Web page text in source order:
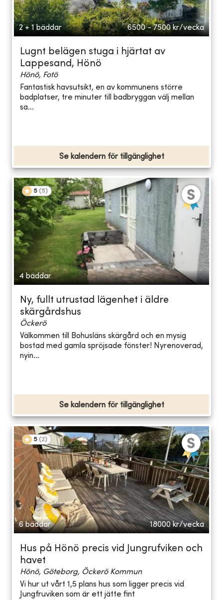
2 + 1 bäddar 6500 - 7500 kr/vecka
Lugnt belägen stuga i hjärtat av
Lappesand, Hönö
Hönö, Fotö
Fantastisk havsutsikt, en av kommunens större
badplatser, tre minuter till badbryggan välj mellan
sa...
Se kalendern för tillgänglighet
5 (5)
4 bäddar
Ny, fullt utrustad lägenhet i äldre
skärgårdshus
Öckerö
Välkommen till Bohusläns skärgård och en mysig
bostad med gamla spröjsade fönster! Nyrenoverad,
nyin...
Se kalendern för tillgänglighet
5 (2)
6 bäddar 18000 kr/vecka
Hus på Hönö precis vid Jungrufviken och
havet
Hönö, Göteborg, Öckerö Kommun
Vi hur ut vårt 1,5 plans hus som ligger precis vid
Jungfruviken som är ett jätte fint